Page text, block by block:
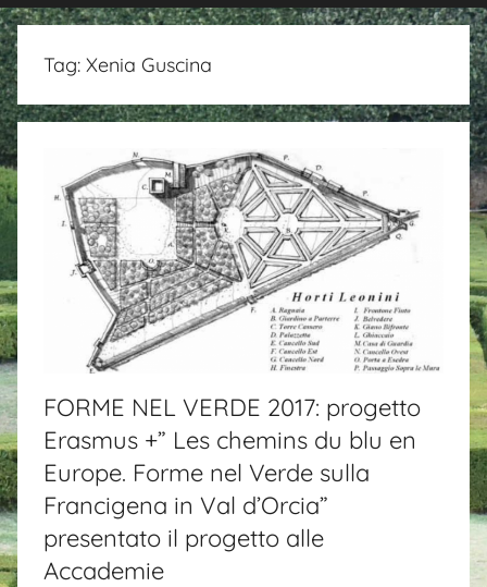
Tag: Xenia Guscina
FORME NEL VERDE 2017: progetto
Erasmus +” Les chemins du blu en
Europe. Forme nel Verde sulla
Francigena in Val d’Orcia”
presentato il progetto alle
Accademie